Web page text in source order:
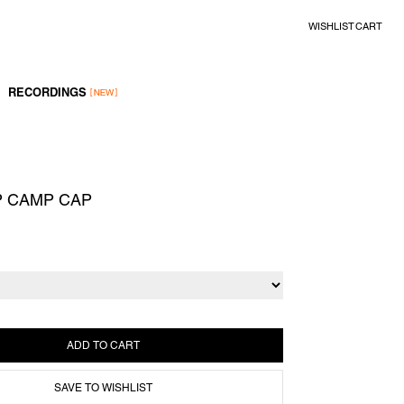
WISHLIST CART
RECORDINGS
CAMP CAP
SAVE TO WISHLIST